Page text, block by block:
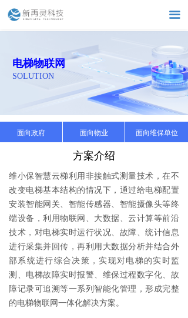
끀
电梯物联网
SOLUTION
维小保智慧云梯利用非接触式测量技术，在不
改变电梯基本结构的情况下，通过给电梯配置
安装智能网关、智能传感器、智能摄像头等终
端设备，利用物联网、大数据、云计算等前沿
技术，对电梯实时运行状况、故障、统计信息
进行采集并回传，再利用大数据分析并结合外
部系统进行综合决策，实现对电梯的实时监
测、电梯故障实时报警、维保过程数字化、故
障记录可追溯等一系列智能化管理，形成完整
的电梯物联网一体化解决方案。
方案介绍
面向政府 面向物业 面向维保单位